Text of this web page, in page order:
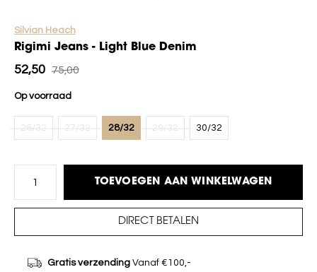
Silvian Heach
Rigimi Jeans - Light Blue Denim
52,50 75,00
Op voorraad
26/32 27/32 28/32 29/32 30/32
TOEVOEGEN AAN WINKELWAGEN
DIRECT BETALEN
Gratis verzendingVanaf €100,-